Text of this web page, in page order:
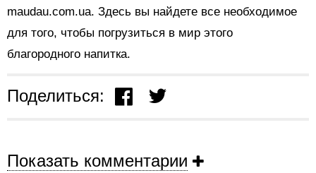
maudau.com.ua. Здесь вы найдете все необходимое
для того, чтобы погрузиться в мир этого
благородного напитка.
Поделиться:
Показать комментарии